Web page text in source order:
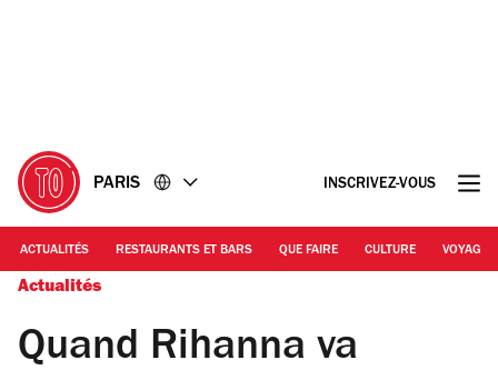
PARIS INSCRIVEZ-VOUS
ACTUALITÉS RESTAURANTS ET BARS QUE FAIRE CULTURE VOYAGE
Actualités
Quand Rihanna va